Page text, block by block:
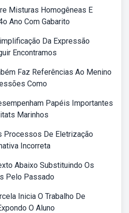
Misturas Homogêneas E
Ano Com Gabarito
Da Expressão
Encontramos
Faz Referências Ao Menino
Como
Papéis Importantes
Marinhos
Processos De Eletrização
Incorreta
Abaixo Substituindo Os
Pelo Passado
Inicia O Trabalho De
O Aluno